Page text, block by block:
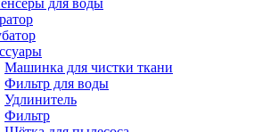
для воды
Машинка для чистки ткани
Фильтр для воды
Удлинитель
Фильтр